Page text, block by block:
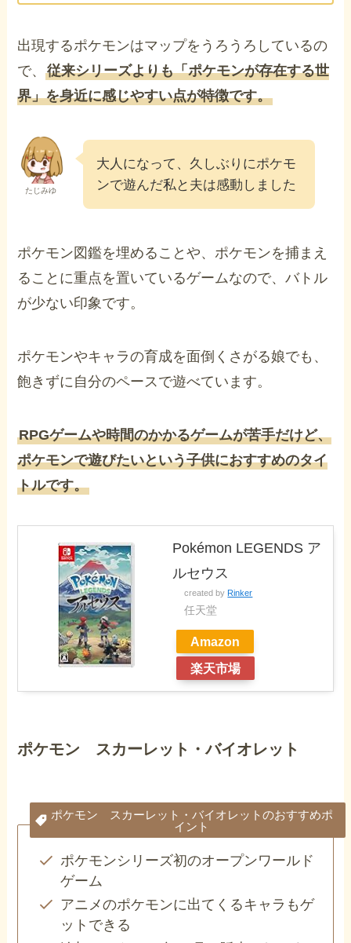
出現するポケモンはマップをうろうろしているの
で、従来シリーズよりも「ポケモンが存在する世
界」を身近に感じやすい点が特徴です。
たじみゆ
大人になって、久しぶりにポケモ
ンで遊んだ私と夫は感動しました
ポケモン図鑑を埋めることや、ポケモンを捕まえ
ることに重点を置いているゲームなので、バトル
が少ない印象です。
ポケモンやキャラの育成を面倒くさがる娘でも、
飽きずに自分のペースで遊べています。
RPGゲームや時間のかかるゲームが苦手だけど、
ポケモンで遊びたいという子供におすすめのタイ
トルです。
Pokémon LEGENDS ア
ルセウス
created by Rinker
任天堂
Amazon
楽天市場
ポケモン スカーレット・バイオレット
ポケモン スカーレット・バイオレットのおすすめポ
イント
ポケモンシリーズ初のオープンワールド
ゲーム
アニメのポケモンに出てくるキャラもゲ
ットできる